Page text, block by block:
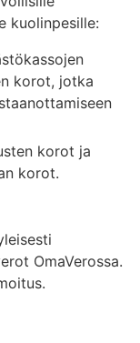
kuolinpesille:
korot, jotka
korot ja
korot.
OmaVerossa.